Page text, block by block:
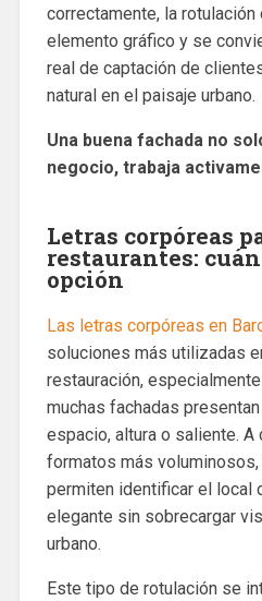
correctamente, la
elemento gráfico y se
real de captación de
natural en el paisaje urbano.
Una buena fachada no
negocio, trabaja
Letras corpóreas
restaurantes:
opción
Las letras corpóreas en
soluciones más utilizadas
restauración,
muchas fachadas
espacio, altura o saliente.
formatos más
permiten identificar el local
elegante sin sobrecargar
urbano.
Este tipo de rotulación se